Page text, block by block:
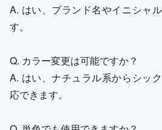
A. はい、ブランド名やイニシャ
す。
Q. カラー変更は可能ですか？
A. はい、ナチュラル系からシッ
応できます。